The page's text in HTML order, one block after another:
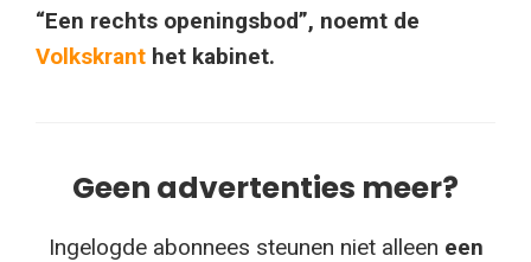
“Een rechts openingsbod”, noemt de
Volkskrant het kabinet.
Geen advertenties meer?
Ingelogde abonnees steunen niet alleen een